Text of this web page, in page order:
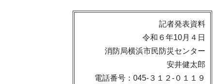
記者発表資料
令和６年10月４日
消防局横浜市民防災センター
安井健太郎
電話番号：045-３１２-０１１９